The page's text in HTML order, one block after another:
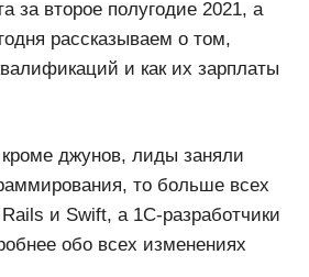
за второе полугодие 2021, а
рассказываем о том,
и как их зарплаты
джунов, лиды заняли
то больше всех
и Swift, а 1С-разработчики
обо всех изменениях